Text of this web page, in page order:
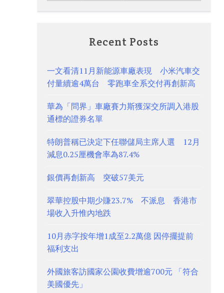
Recent Posts
一文看清11月新能源車廠表現 小米汽車交
付量續逾4萬台 零跑車全系交付再創新高
華為「問界」車廠賽力斯獲深交所調入港股
通標的證券名單
特朗普稱已決定下任聯儲局主席人選 12月
減息0.25厘機會率為87.4%
銀價再創新高 突破57美元
翠華控股中期少賺23.7% 不派息 香港市
場收入升惟內地跌
10月赤字按年增1成至2.2萬億 因停擺提前
福利支出
外國旅客訪國家公園收費增逾700元 「符合
美國優先」